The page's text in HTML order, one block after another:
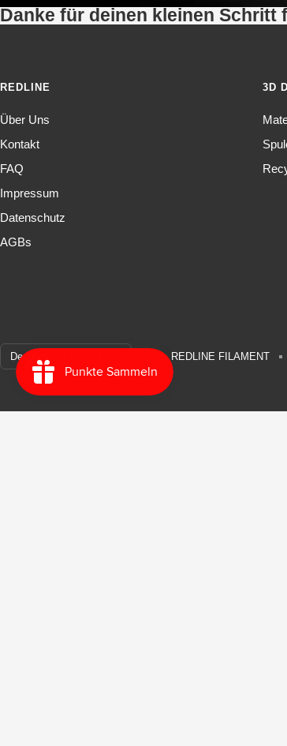
Danke für deinen kleinen Schritt
REDLINE
Über Uns
Kontakt
FAQ
Impressum
Datenschutz
AGBs
3D
Land/Region
Deutschland (EUR €) REDLINE FILAMENT